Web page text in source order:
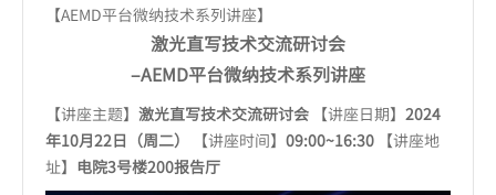
【AEMD平台微纳技术系列讲座】
激光直写技术交流研讨会
–AEMD平台微纳技术系列讲座
【讲座主题】 激光直写技术交流研讨会 【讲座日期】 2024
年10月22日（周二） 【讲座时间】 09:00~16:30 【讲座地
址】 电院3号楼200报告厅